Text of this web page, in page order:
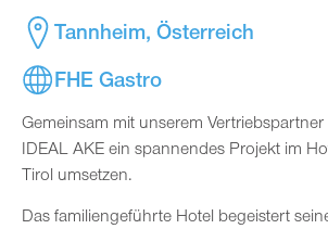
Tannheim, Österreich
FHE Gastro
Gemeinsam mit unserem
IDEAL AKE ein spannendes Projekt im
Tirol umsetzen.
Das familiengeführte Hotel begeistert